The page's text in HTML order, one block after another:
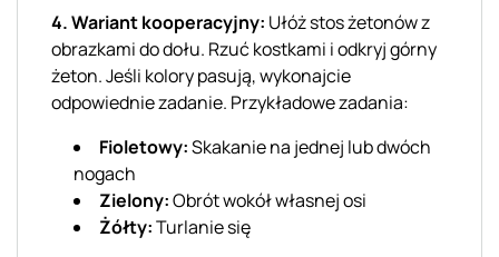
4. Wariant kooperacyjny: Ułóż stos żetonów z
obrazkami do dołu. Rzuć kostkami i odkryj górny
żeton. Jeśli kolory pasują, wykonajcie
odpowiednie zadanie. Przykładowe zadania:
Fioletowy:Skakanie na jednej lub dwóch
nogach
Zielony:Obrót wokół własnej osi
Żółty:Turlanie się